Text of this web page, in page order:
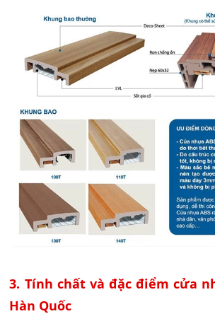
3. Tính chất và đặc điểm cửa
Hàn Quốc